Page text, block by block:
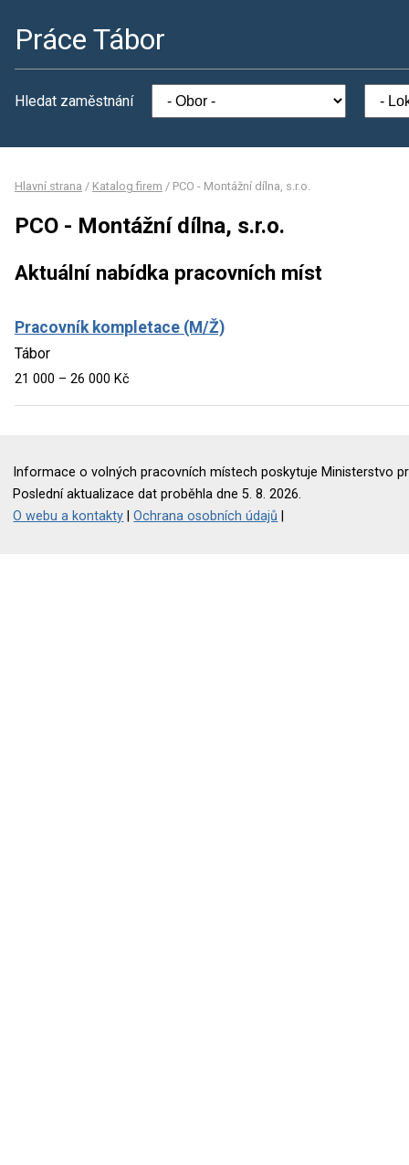
Práce Tábor
Hledat zaměstnání
Hlavní strana / Katalog firem / PCO - Montážní dílna, s.r.o.
PCO - Montážní dílna, s.r.o.
Aktuální nabídka pracovních míst
Pracovník kompletace (M/Ž)
Tábor
21 000 – 26 000 Kč
Informace o volných pracovních místech poskytuje Ministerstvo
Poslední aktualizace dat proběhla dne 5. 8. 2026.
O webu a kontakty |Ochrana osobních údajů